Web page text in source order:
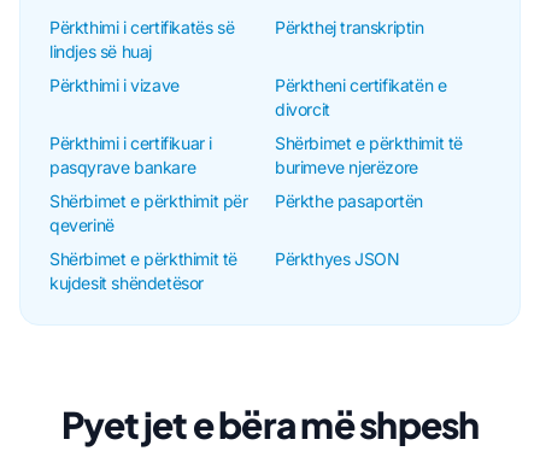
Përkthimi i certifikatës së
lindjes së huaj
Përkthej transkriptin
Përkthimi i vizave
Përktheni certifikatën e
divorcit
Përkthimi i certifikuar i
pasqyrave bankare
Shërbimet e përkthimit të
burimeve njerëzore
Shërbimet e përkthimit për
qeverinë
Përkthe pasaportën
Shërbimet e përkthimit të
kujdesit shëndetësor
Përkthyes JSON
Pyetjet e bëra më shpesh